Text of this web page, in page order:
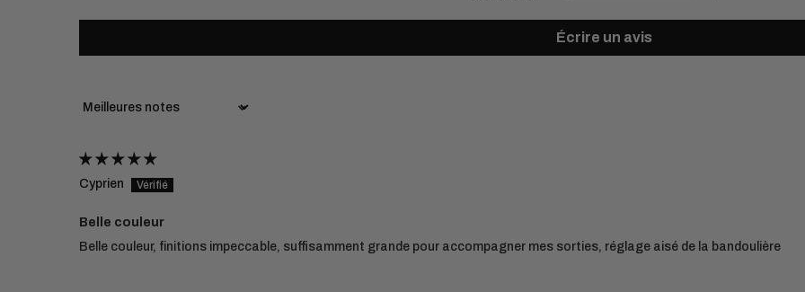
Écrire un avis
Sort by
Cyprien
Belle couleur
Belle couleur, finitions impeccable, suffisamment grande pour accompagner mes sorties, réglage aisé de la bandoulière